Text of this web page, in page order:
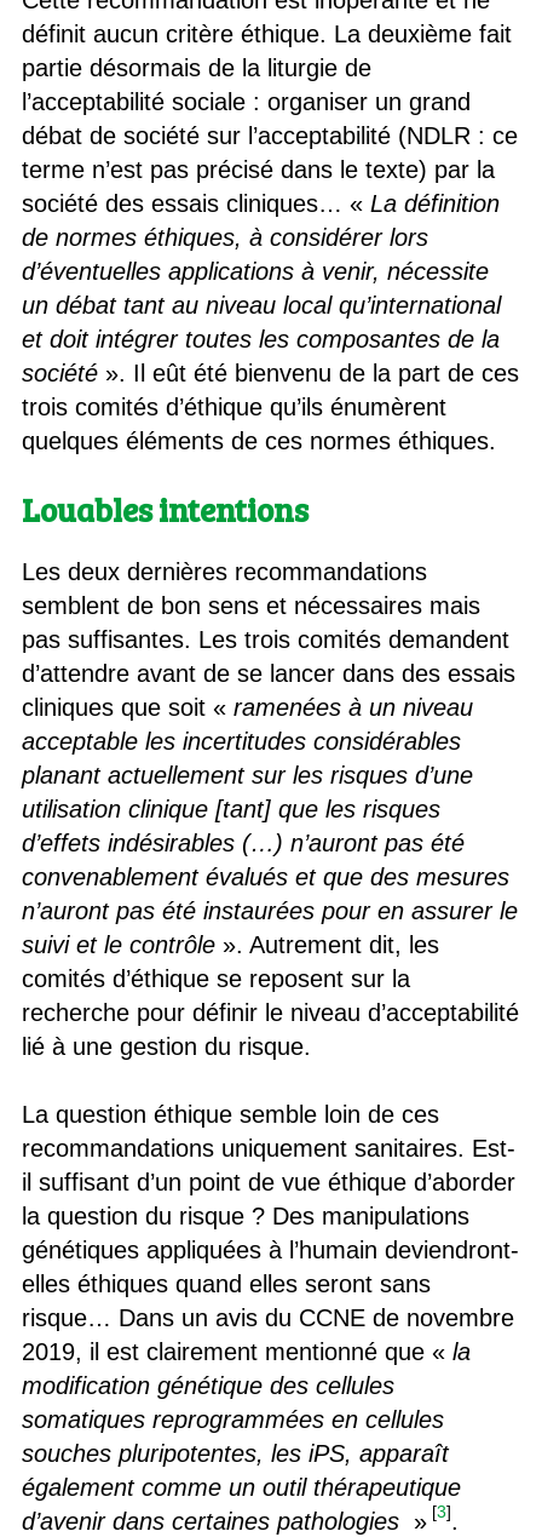
définit aucun critère éthique. La deuxième fait
partie désormais de la liturgie de
l’acceptabilité sociale : organiser un grand
débat de société sur l’acceptabilité (NDLR : ce
terme n’est pas précisé dans le texte) par la
société des essais cliniques… « La définition
de normes éthiques, à considérer lors
d’éventuelles applications à venir, nécessite
un débat tant au niveau local qu’international
et doit intégrer toutes les composantes de la
société». Il eût été bienvenu de la part de ces
trois comités d’éthique qu’ils énumèrent
quelques éléments de ces normes éthiques.
Louables intentions
Les deux dernières recommandations
semblent de bon sens et nécessaires mais
pas suffisantes. Les trois comités demandent
d’attendre avant de se lancer dans des essais
cliniques que soit « ramenées à un niveau
acceptable les incertitudes considérables
planant actuellement sur les risques d’une
utilisation clinique [tant] que les risques
d’effets indésirables (…) n’auront pas été
convenablement évalués et que des mesures
n’auront pas été instaurées pour en assurer le
suivi et le contrôle». Autrement dit, les
comités d’éthique se reposent sur la
recherche pour définir le niveau d’acceptabilité
lié à une gestion du risque.
La question éthique semble loin de ces
recommandations uniquement sanitaires. Est-
il suffisant d’un point de vue éthique d’aborder
la question du risque ? Des manipulations
génétiques appliquées à l’humain deviendront-
elles éthiques quand elles seront sans
risque… Dans un avis du CCNE de novembre
2019, il est clairement mentionné que « la
modification génétique des cellules
somatiques reprogrammées en cellules
souches pluripotentes, les iPS, apparaît
également comme un outil thérapeutique
d’avenir dans certaines pathologies » [3].